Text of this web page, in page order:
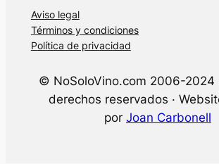
Aviso legal
Términos y condiciones
Política de privacidad
© NoSoloVino.com 2006-2024
derechos reservados ·
por Joan Carbonell